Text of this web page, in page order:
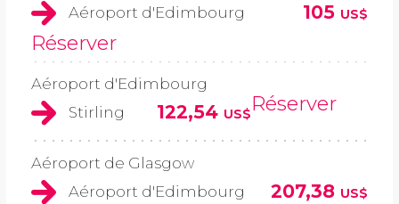
Aéroport d'Edimbourg
105 US$
Réserver
Aéroport d'Edimbourg
Stirling
122,54 US$Réserver
Aéroport de Glasgow
Aéroport d'Edimbourg
207,38 US$